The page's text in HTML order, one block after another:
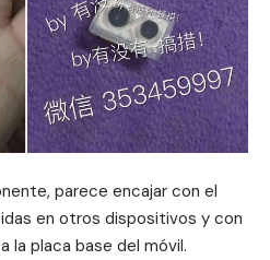
parece encajar con el
en otros dispositivos y con
la placa base del móvil.